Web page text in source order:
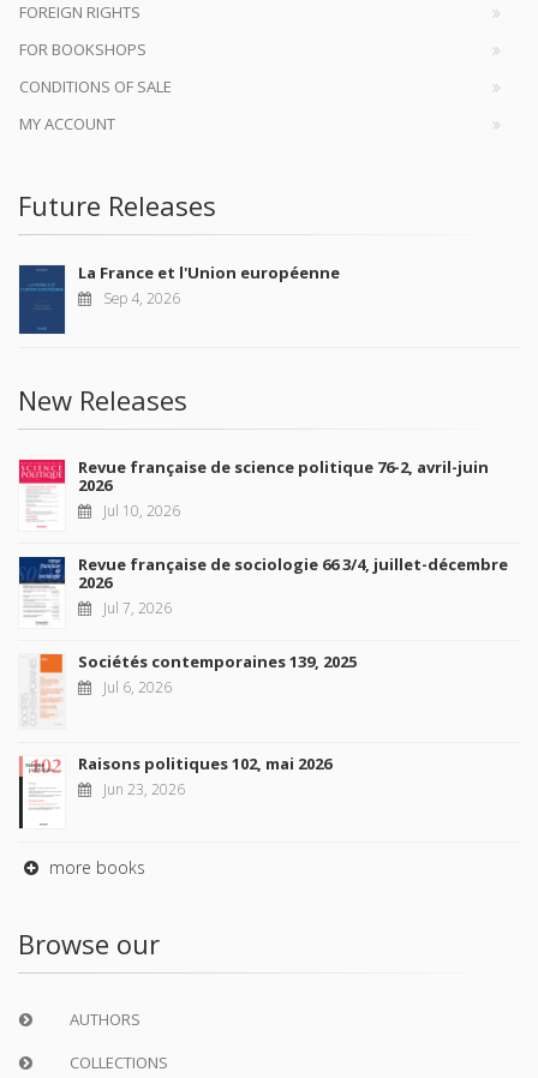
FOREIGN RIGHTS
FOR BOOKSHOPS
CONDITIONS OF SALE
MY ACCOUNT
Future Releases
La France et l'Union européenne
Sep 4, 2026
New Releases
Revue française de science politique 76-2, avril-juin
2026
Jul 10, 2026
Revue française de sociologie 66 3/4, juillet-décembre
2026
Jul 7, 2026
Sociétés contemporaines 139, 2025
Jul 6, 2026
Raisons politiques 102, mai 2026
Jun 23, 2026
more books
Browse our
AUTHORS
COLLECTIONS